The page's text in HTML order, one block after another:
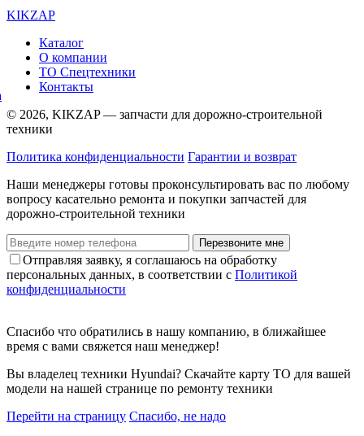
KIKZAP
Каталог
О компании
ТО Спецтехники
Контакты
© 2026, KIKZAP — запчасти для дорожно-строительной
техники
Политика конфиденциальности Гарантии и возврат
Наши менеджеры готовы проконсультировать вас по любому
вопросу касательно ремонта и покупки запчастей для
дорожно-строительной техники
Перезвоните мне
Отправляя заявку, я соглашаюсь на обработку
персональных данных, в соответствии с Политикой
конфиденциальности
Спасибо что обратились в нашу компанию, в ближайшее
время с вами свяжется наш менеджер!
Вы владелец техники Hyundai? Скачайте карту ТО для вашей
модели на нашей странице по ремонту техники
Перейти на страницу Спасибо, не надо